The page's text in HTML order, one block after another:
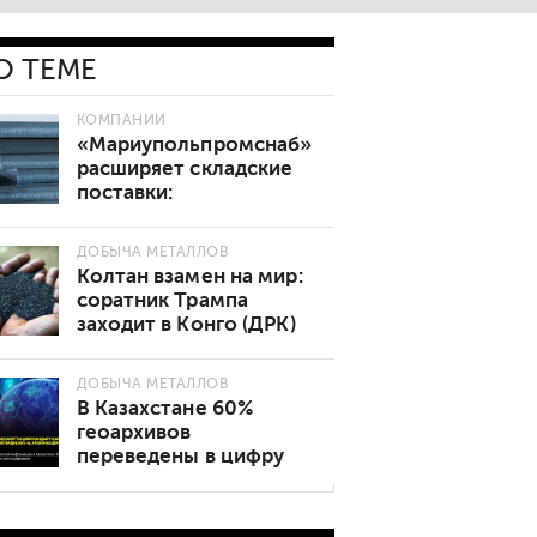
ТЕМЕ
КОМПАНИИ
«Мариупольпромснаб»
расширяет складские
поставки:
стали теперь в наличии
ДОБЫЧА МЕТАЛЛОВ
Колтан взамен на мир:
соратник Трампа
заходит в Конго (ДРК)
ДОБЫЧА МЕТАЛЛОВ
В Казахстане 60%
геоархивов
переведены в цифру